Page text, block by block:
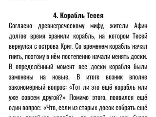
4. Корабль Тесея
Согласно древнегреческому мифу, жители Афин
долгое время хранили корабль, на котором Тесей
вернулся с острова Крит. Со временем корабль начал
гнить, поэтому в нём постепенно начали менять доски.
В определённый момент все доски корабля были
заменены на новые. В итоге возник вполне
закономерный вопрос: «Тот ли это ещё корабль или
уже совсем другой?» Помимо этого, появился ещё
один вопрос: «Что, если из старых досок собрать ещё